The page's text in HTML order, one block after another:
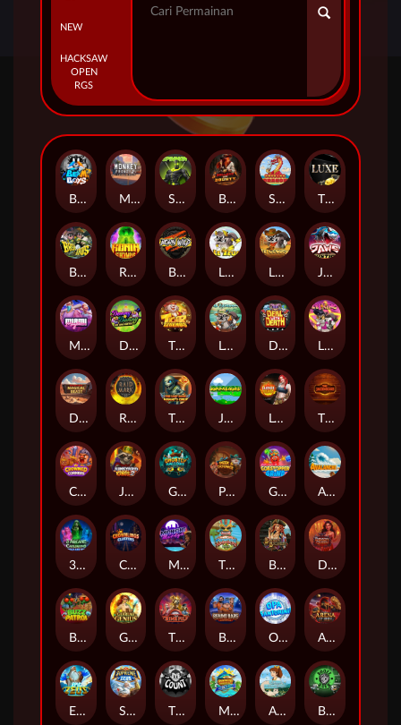
NEW
HACKSAW
OPEN
RGS
Beam Boys Monkey Frenzy 2: Boss is Here! Spinman BULLETS AND BOUNTY SMOKING DRAGON The Luxe
BASH BROS Ronin Stackways Born Wild LE ZEUS LE COWBOY JAWS OF JUSTICE
MIAMI MAYHEM DONNY AND DANNY TIGER LEGENDS Le Fisherman DEAL WITH DEATH LE KING
Darkside Prairie: Magical Beast Raidmark The Lost Book of Mummy’s Curse Jumpasaurs Leatherheads The Jack & Rose
Crowned Corners Junkyard Kings 2 Ghostly Hallows Peek & Pounce Gobstopper Grind Avalanche
3 Arcane Cauldrons Crownlings Clusters Midnight Mirage Tikitopia BoosterBelt Bonnie's Buccaneers Demon Queen
Buzz Patrol Gearlab Genius The Crime File Behind Bars: Masterplan Opa Santorini! Arena of Iron
Epic Ze Zeus Supreme Zeus THE COUNT MARLIN MASTERS: THE BIG HAUL Aiko and the Wind Spirit Booze Bash